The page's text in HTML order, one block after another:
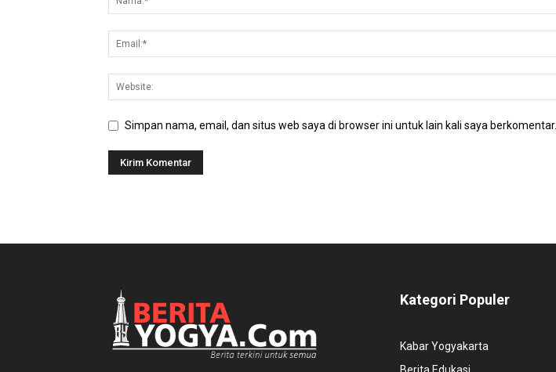
Simpan nama, email, dan situs web saya di browser ini untuk lain kali saya berkomentar.
Kategori Populer
Kabar Yogyakarta
Berita Edukasi